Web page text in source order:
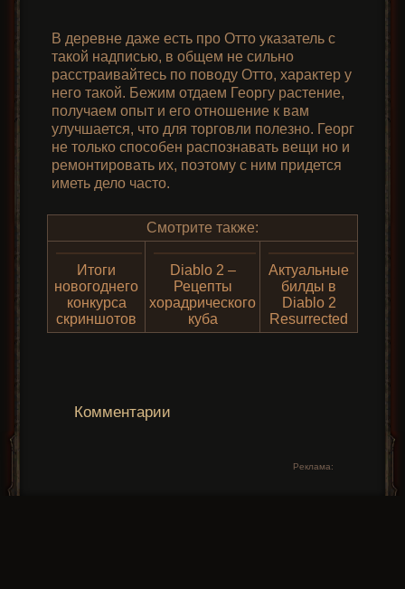
В деревне даже есть про Отто указатель с
такой надписью, в общем не сильно
расстраивайтесь по поводу Отто, характер у
него такой. Бежим отдаем Георгу растение,
получаем опыт и его отношение к вам
улучшается, что для торговли полезно. Георг
не только способен распознавать вещи но и
ремонтировать их, поэтому с ним придется
иметь дело часто.
Смотрите также:
Итоги
новогоднего
конкурса
скриншотов
Diablo 2 –
Рецепты
хорадрического
куба
Актуальные
билды в
Diablo 2
Resurrected
Комментарии
Реклама: